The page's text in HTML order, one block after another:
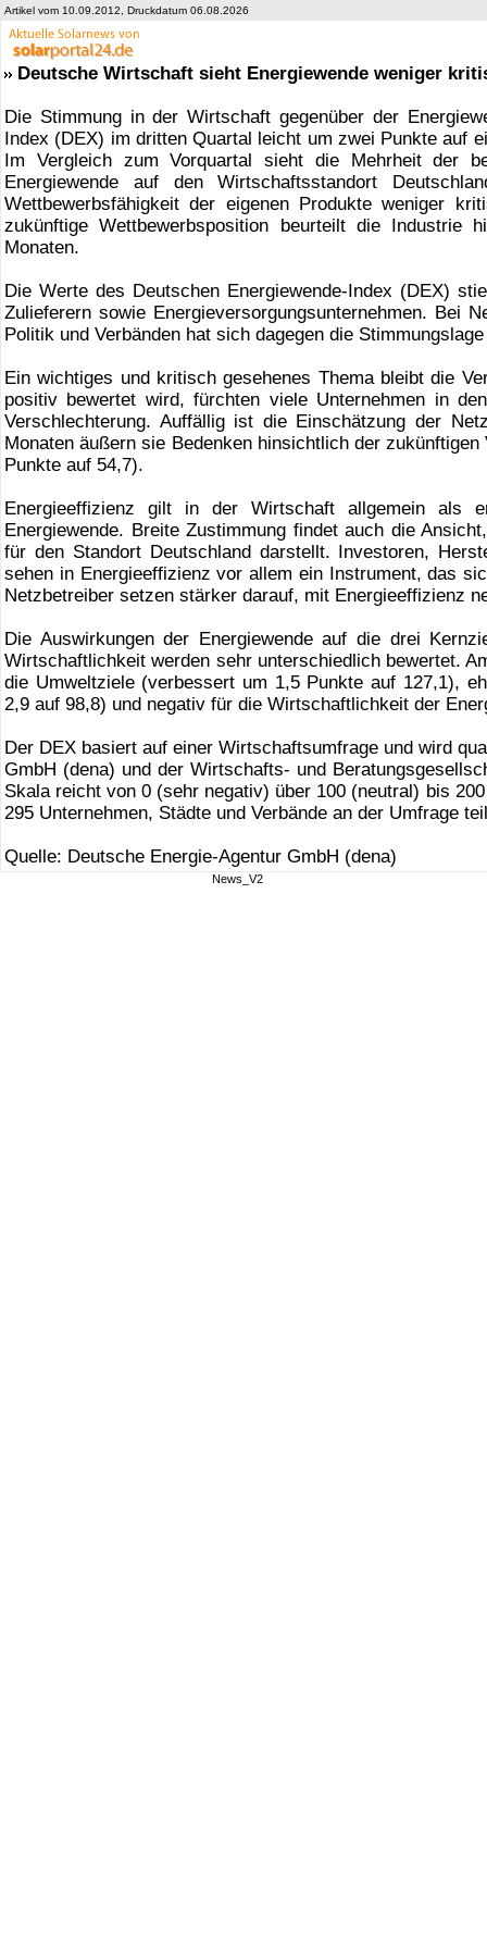
Artikel vom 10.09.2012, Druckdatum 06.08.2026
Deutsche Wirtschaft sieht Energiewende weniger
Die Stimmung in der Wirtschaft gegenüber der
Index (DEX) im dritten Quartal leicht um zwei Punkte auf
Im Vergleich zum Vorquartal sieht die Mehrheit der
Energiewende auf den Wirtschaftsstandort
Wettbewerbsfähigkeit der eigenen Produkte weniger
zukünftige Wettbewerbsposition beurteilt die Industrie
Monaten.
Die Werte des Deutschen Energiewende-Index (DEX)
Zulieferern sowie Energieversorgungsunternehmen. Bei
Politik und Verbänden hat sich dagegen die
Ein wichtiges und kritisch gesehenes Thema bleibt die
positiv bewertet wird, fürchten viele Unternehmen in
Verschlechterung. Auffällig ist die Einschätzung der
Monaten äußern sie Bedenken hinsichtlich der
Punkte auf 54,7).
Energieeffizienz gilt in der Wirtschaft allgemein als
Energiewende. Breite Zustimmung findet auch die
für den Standort Deutschland darstellt. Investoren,
sehen in Energieeffizienz vor allem ein Instrument, das
Netzbetreiber setzen stärker darauf, mit Energieeffizienz
Die Auswirkungen der Energiewende auf die drei
Wirtschaftlichkeit werden sehr unterschiedlich bewertet.
die Umweltziele (verbessert um 1,5 Punkte auf 127,1),
2,9 auf 98,8) und negativ für die Wirtschaftlichkeit der
Der DEX basiert auf einer Wirtschaftsumfrage und wird
GmbH (dena) und der Wirtschafts- und
Skala reicht von 0 (sehr negativ) über 100 (neutral) bis
295 Unternehmen, Städte und Verbände an der Umfrage
Quelle: Deutsche Energie-Agentur GmbH (dena)
News_V2